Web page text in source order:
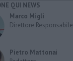
QUI NEWS
Marco Migli
Direttore Responsabile
Pietro Mattonai